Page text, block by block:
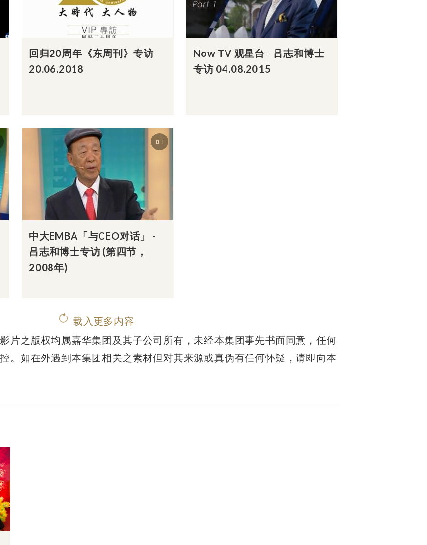
回归20周年《东周刊》专访
20.06.2018
Now TV 观星台 - 吕志和博士
专访 04.08.2015
中大EMBA「与CEO对话」 -
吕志和博士专访 (第四节，
2008年)
载入更多内容
片之版权均属嘉华集团及其子公司所有，未经本集团事先书面同意，任何
。如在外遇到本集团相关之素材但对其来源或真伪有任何怀疑，请即向本